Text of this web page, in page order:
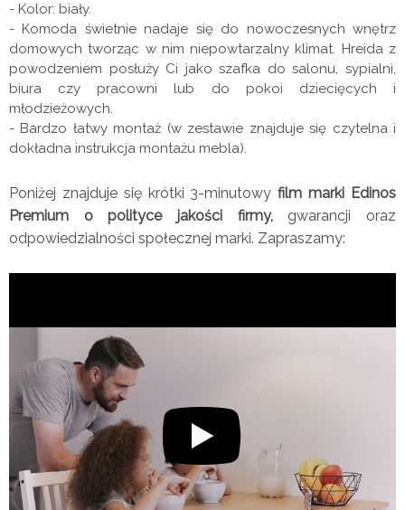
- Kolor: biały.
- Komoda świetnie nadaje się do nowoczesnych wnętrz
domowych tworząc w nim niepowtarzalny klimat. Hreida z
powodzeniem posłuży Ci jako szafka do salonu, sypialni,
biura czy pracowni lub do pokoi dziecięcych i
młodzieżowych.
- Bardzo łatwy montaż (w zestawie znajduje się czytelna i
dokładna instrukcja montażu mebla).
Poniżej znajduje się krótki 3-minutowyfilm marki Edinos
Premium o polityce jakości firmy, gwarancji oraz
odpowiedzialności społecznej marki. Zapraszamy: